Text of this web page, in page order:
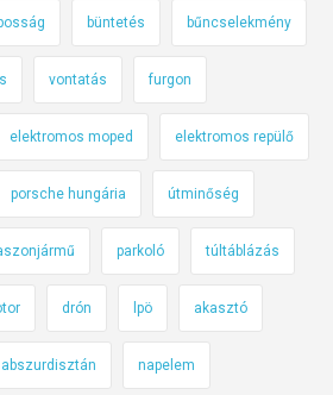
büntetés bűncselekmény
vontatás furgon
elektromos moped elektromos repülő
porsche hungária útminőség
parkoló túltáblázás
drón lpö akasztó
abszurdisztán napelem